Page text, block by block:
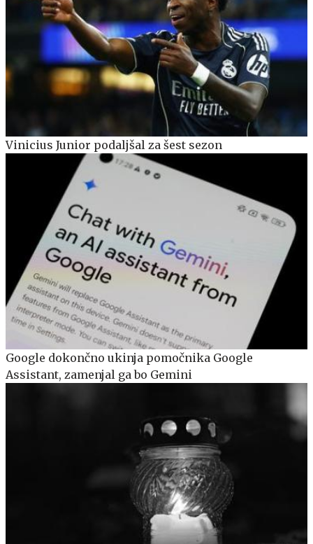
Vinicius Junior podaljšal za šest sezon
Google dokončno ukinja pomočnika Google
Assistant, zamenjal ga bo Gemini